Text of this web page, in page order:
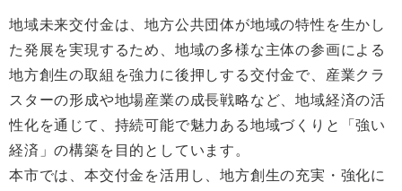
地域未来交付金は、地方公共団体が地域の特性を生かし
た発展を実現するため、地域の多様な主体の参画による
地方創生の取組を強力に後押しする交付金で、産業クラ
スターの形成や地場産業の成長戦略など、地域経済の活
性化を通じて、持続可能で魅力ある地域づくりと「強い
経済」の構築を目的としています。
本市では、本交付金を活用し、地方創生の充実・強化に